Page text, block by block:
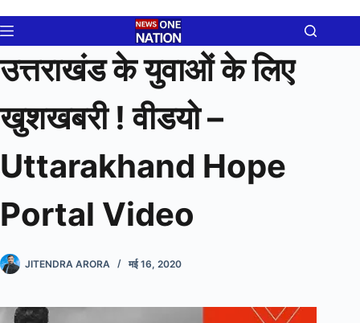
to
content
उत्तराखंड के युवाओं के लिए
खुशखबरी ! वीडयो –
Uttarakhand Hope
Portal Video
JITENDRA ARORA मई 16, 2020